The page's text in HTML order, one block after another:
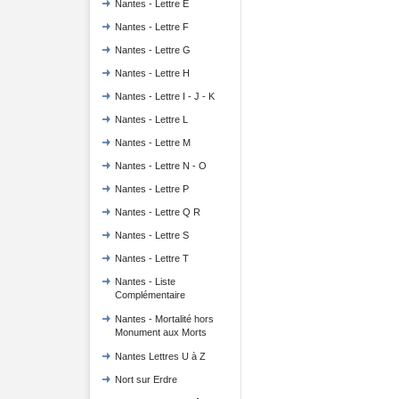
Nantes - Lettre E
Nantes - Lettre F
Nantes - Lettre G
Nantes - Lettre H
Nantes - Lettre I - J - K
Nantes - Lettre L
Nantes - Lettre M
Nantes - Lettre N - O
Nantes - Lettre P
Nantes - Lettre Q R
Nantes - Lettre S
Nantes - Lettre T
Nantes - Liste
Complémentaire
Nantes - Mortalité hors
Monument aux Morts
Nantes Lettres U à Z
Nort sur Erdre